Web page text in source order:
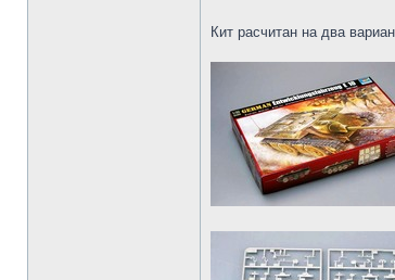
Кит расчитан на два